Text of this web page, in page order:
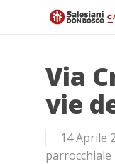
Via
vie
14 Aprile
parrocchiale